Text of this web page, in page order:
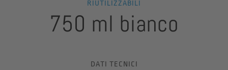
RIUTILIZZABILI
750 ml bianco
DATI TECNICI